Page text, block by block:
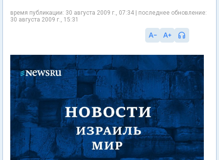
время публикации: 30 августа 2009 г., 07:34 | последнее обновление:
30 августа 2009 г., 15:31